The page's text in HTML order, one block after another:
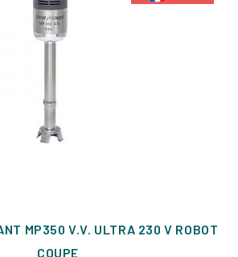
MP350 V.V. ULTRA 230 V ROBOT
COUPE